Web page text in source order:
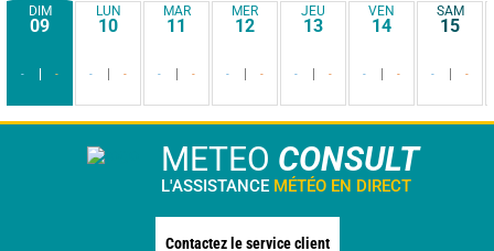
DIM
09
- -
LUN
10
- -
MAR
11
- -
MER
12
- -
JEU
13
- -
VEN
14
- -
SAM
15
- -
METEO CONSULT
L'ASSISTANCE MÉTÉO EN DIRECT
Contactez le service client